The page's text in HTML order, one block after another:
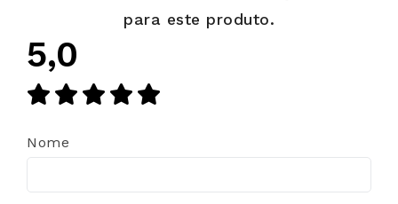
para este produto.
5,0
Nome